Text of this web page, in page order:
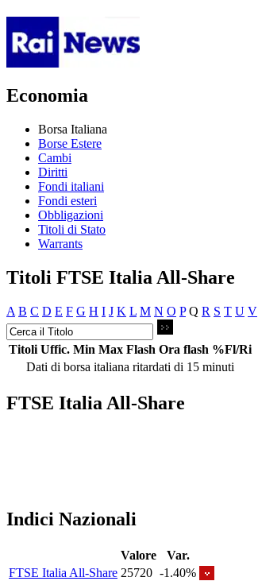
Economia
Borsa Italiana
Borse Estere
Cambi
Diritti
Fondi italiani
Fondi esteri
Obbligazioni
Titoli di Stato
Warrants
Titoli FTSE Italia All-Share
A B C D E F G H I J K L M N O P Q R S T U V
Titoli Uffic. Min Max Flash Ora flash %Fl/Ri
Dati di borsa italiana ritardati di 15 minuti
FTSE Italia All-Share
Indici Nazionali
Valore
Var.
FTSE Italia All-Share 25720 -1.40%